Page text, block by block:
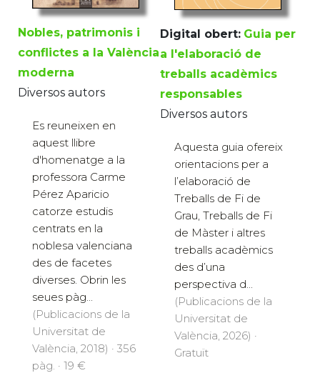
Nobles, patrimonis i
conflictes a la València
moderna
Diversos autors
Es reuneixen en
aquest llibre
d'homenatge a la
professora Carme
Pérez Aparicio
catorze estudis
centrats en la
noblesa valenciana
des de facetes
diverses. Obrin les
seues pàg...
(Publicacions de la
Universitat de
València, 2018) · 356
pàg. · 19 €
Digital obert: Guia per
a l'elaboració de
treballs acadèmics
responsables
Diversos autors
Aquesta guia ofereix
orientacions per a
l’elaboració de
Treballs de Fi de
Grau, Treballs de Fi
de Màster i altres
treballs acadèmics
des d’una
perspectiva d...
(Publicacions de la
Universitat de
València, 2026) ·
Gratuït